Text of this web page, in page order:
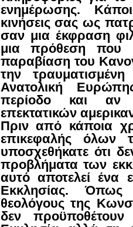
ενημέρωσης.
κινήσεις σας ως
σαν μια έκφραση
μια πρόθεση που
παραβίαση του
την
Ανατολική
περίοδο και αν
επεκτατικών
Πριν από κάποια
επικεφαλής όλων
υποσχεθήκατε ότι
προβλήματα των
αυτό αποτελεί ένα
Εκκλησίας.
θεολόγους της
δεν